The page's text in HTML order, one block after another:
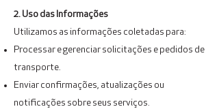
2. Uso das Informações
Utilizamos as informações coletadas para:
Processar e gerenciar solicitações e pedidos de
transporte.
Enviar confirmações, atualizações ou
notificações sobre seus serviços.